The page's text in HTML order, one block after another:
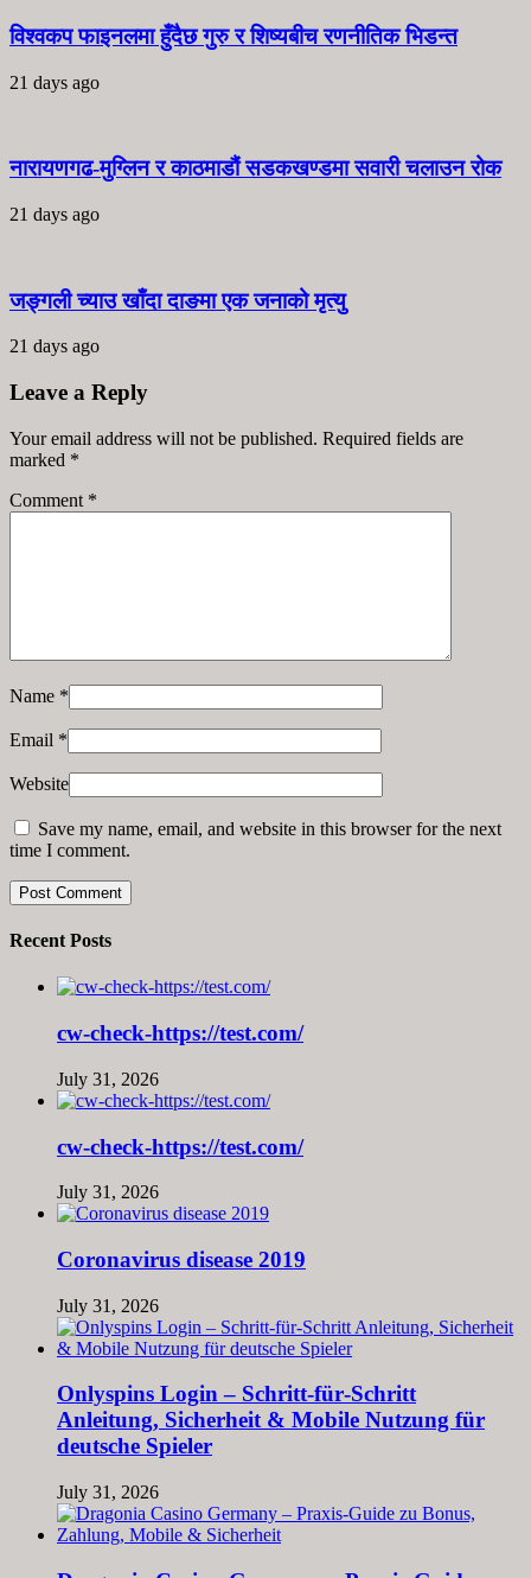
विश्वकप फाइनलमा हुँदैछ गुरु र शिष्यबीच रणनीतिक भिडन्त
21 days ago
नारायणगढ-मुग्लिन र काठमाडौं सडकखण्डमा सवारी चलाउन रोक
21 days ago
जङ्गली च्याउ खाँदा दाङमा एक जनाको मृत्यु
21 days ago
Leave a Reply
Your email address will not be published. Required fields are
marked *
Comment *
Name *
Email *
Website
Save my name, email, and website in this browser for the next
time I comment.
Recent Posts
cw-check-https://test.com/
July 31, 2026
cw-check-https://test.com/
July 31, 2026
Coronavirus disease 2019
July 31, 2026
Onlyspins Login – Schritt‑für‑Schritt
Anleitung, Sicherheit & Mobile Nutzung für
deutsche Spieler
July 31, 2026